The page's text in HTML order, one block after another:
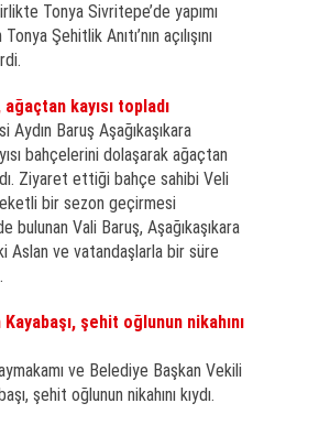
Tonya Sivritepe’de yapımı
Şehitlik Anıtı’nın açılışını
kayısı topladı
Aydın Baruş Aşağıkaşıkara
bahçelerini dolaşarak ağaçtan
Ziyaret ettiği bahçe sahibi Veli
bir sezon geçirmesi
bulunan Vali Baruş, Aşağıkaşıkara
Aslan ve vatandaşlarla bir süre
Kayabaşı, şehit oğlunun nikahını
ve Belediye Başkan Vekili
şehit oğlunun nikahını kıydı.